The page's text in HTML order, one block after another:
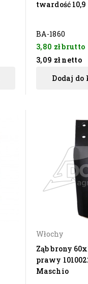
twardość 10,9
BA-1860
3,80 złbrutto
3,09 zł netto
Dodaj do
Włochy
Ząb brony
prawy
Maschio